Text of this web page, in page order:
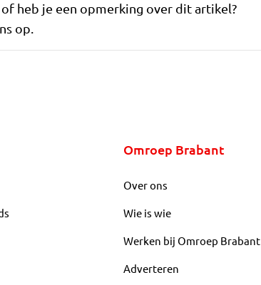
heb je een opmerking over dit artikel?
op.
Omroep Brabant
Over ons
Wie is wie
Werken bij Omroep Brabant
Adverteren